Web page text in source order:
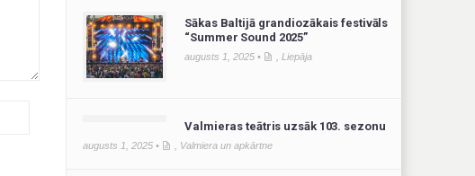
Sākas Baltijā grandiozākais festivāls
“Summer Sound 2025”
augusts 1, 2025 • ,Liepāja
Valmieras teātris uzsāk 103. sezonu
augusts 1, 2025 • Valmiera un apkārtne